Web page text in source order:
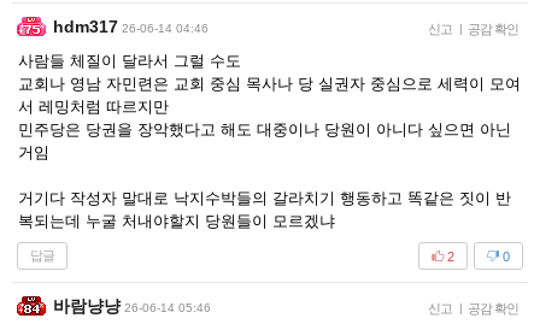
hdm317 26-06-14 04:46 신고 | 공감 확인
사람들 체질이 달라서 그럴 수도
교회나 영남 자민련은 교회 중심 목사나 당 실권자 중심으로 세력이 모여
서 레밍처럼 따르지만
민주당은 당권을 장악했다고 해도 대중이나 당원이 아니다 싶으면 아닌
거임
거기다 작성자 말대로 낙지수박들의 갈라치기 행동하고 똑같은 짓이 반
복되는데 누굴 처내야할지 당원들이 모르겠냐
답글 0
2
바람냥냥 26-06-14 05:46 신고 | 공감 확인